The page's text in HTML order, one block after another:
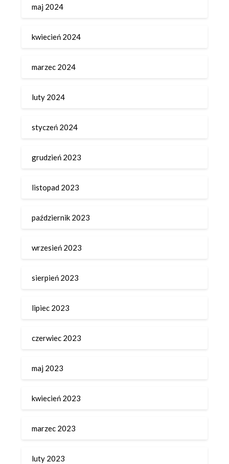
maj 2024
kwiecień 2024
marzec 2024
luty 2024
styczeń 2024
grudzień 2023
listopad 2023
październik 2023
wrzesień 2023
sierpień 2023
lipiec 2023
czerwiec 2023
maj 2023
kwiecień 2023
marzec 2023
luty 2023